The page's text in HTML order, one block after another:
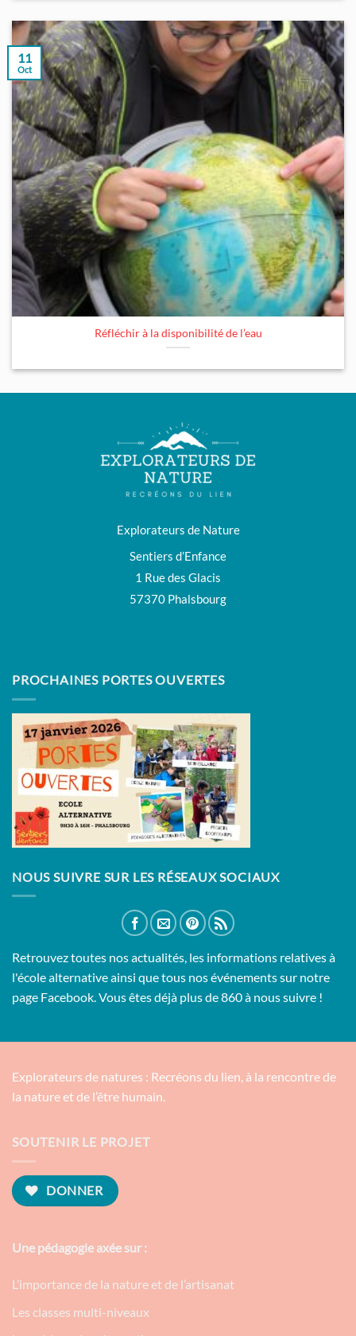
Réfléchir à la disponibilité de l’eau
11
Oct
Explorateurs de Nature
Sentiers d’Enfance
1 Rue des Glacis
57370 Phalsbourg
PROCHAINES PORTES OUVERTES
NOUS SUIVRE SUR LES RÉSEAUX SOCIAUX
Retrouvez toutes nos actualités, les informations relatives à
l'école alternative ainsi que tous nos événements sur notre
page Facebook. Vous êtes déjà plus de 860 à nous suivre !
Explorateurs de natures : Recréons du lien, à la rencontre de
la nature et de l’être humain.
SOUTENIR LE PROJET
DONNER
Une pédagogie axée sur :
L’importance de la nature et de l’artisanat
Les classes multi-niveaux